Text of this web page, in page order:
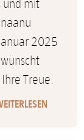
und mit
2025
Treue.